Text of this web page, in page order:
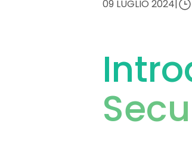
09 LUGLIO 2024|